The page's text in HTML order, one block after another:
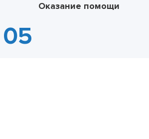
Оказание помощи